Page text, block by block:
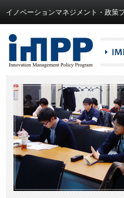
イノベーションマネジメント・政策